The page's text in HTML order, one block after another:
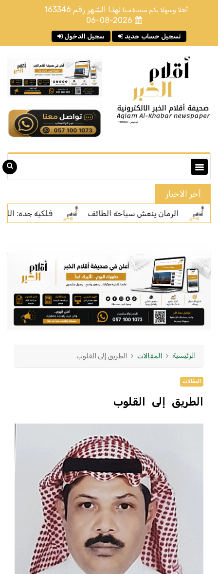
أهلا وسهلا بكم متصفحنا لهذا الشهر رقم 163346
06-08-2026
سجيل الدخول تسجيل حساب جديد
أخر الاخبار
الرمان ينعش سياحة الطائف فلكية جدة: الليلة رصد
الرئيسية المقالات الطريق إلى القلوب
المقالات
الطريق إلى القلوب